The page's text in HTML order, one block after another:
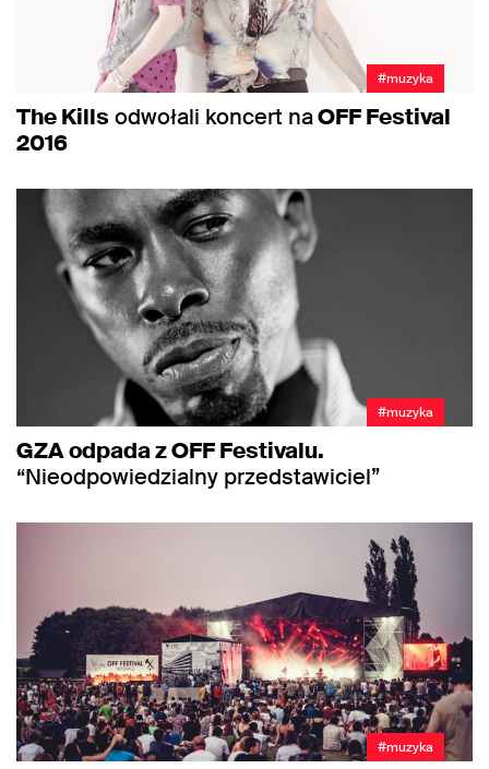
#muzyka
The Kills odwołali koncert naOFF Festival
2016
#muzyka
GZA odpada z OFF Festivalu.
“Nieodpowiedzialny przedstawiciel”
#muzyka